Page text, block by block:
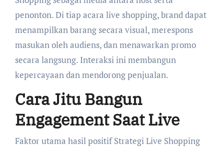
penonton. Di tiap acara live shopping, brand dapat
menampilkan barang secara visual, merespons
masukan oleh audiens, dan menawarkan promo
secara langsung. Interaksi ini membangun
kepercayaan dan mendorong penjualan.
Cara Jitu Bangun
Engagement Saat Live
Faktor utama hasil positif Strategi Live Shopping